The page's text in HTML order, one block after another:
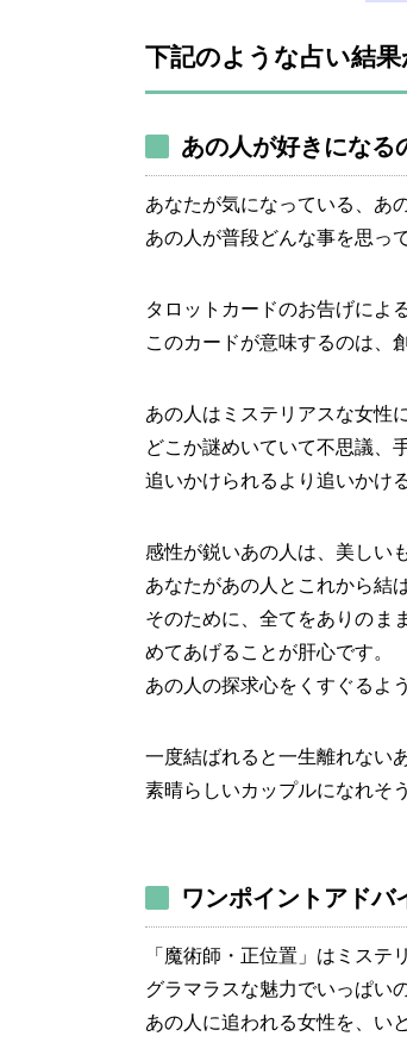
下記のような占い結果
あの人が好きになる
あなたが気になっている、あの
あの人が普段どんな事を思っ
タロットカードのお告げによ
このカードが意味するのは、
あの人はミステリアスな女性
どこか謎めいていて不思議、
追いかけられるより追いかけ
感性が鋭いあの人は、美しい
あなたがあの人とこれから結
そのために、全てをありのま
めてあげることが肝心です。
あの人の探求心をくすぐるよ
一度結ばれると一生離れない
素晴らしいカップルになれそ
ワンポイントアドバ
「魔術師・正位置」はミステ
グラマラスな魅力でいっぱい
あの人に追われる女性を、い